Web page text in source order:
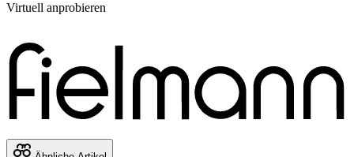
Virtuell anprobieren